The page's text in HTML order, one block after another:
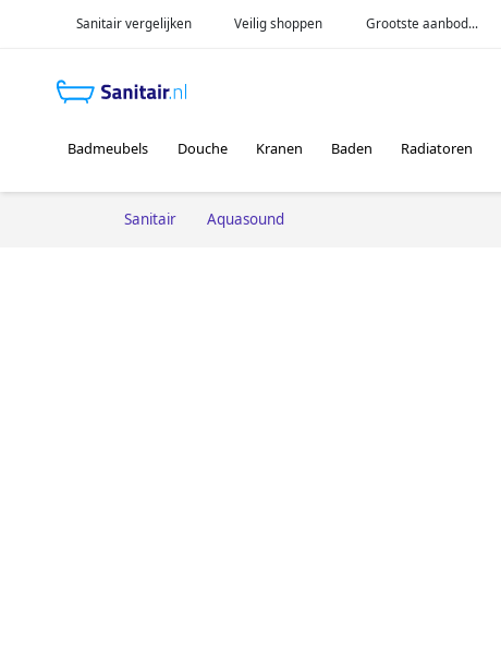
Sanitair vergelijken Veilig shoppen Grootste aanbod...
Badmeubels Douche Kranen Baden Radiatoren
Sanitair Aquasound